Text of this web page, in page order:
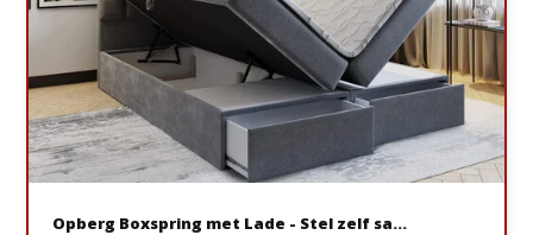
Opberg Boxspring met Lade - Stel zelf sa...